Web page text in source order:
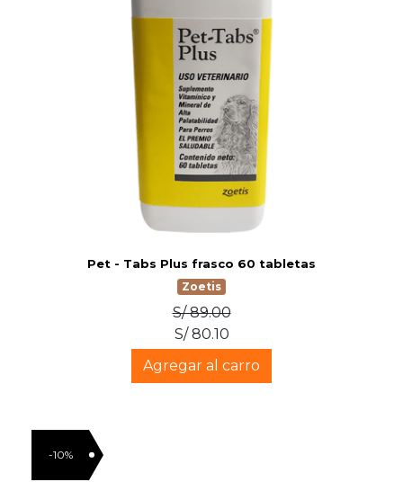
Pet - Tabs Plus frasco 60 tabletas
Zoetis
S/ 89.00
S/ 80.10
Agregar al carro
-10%